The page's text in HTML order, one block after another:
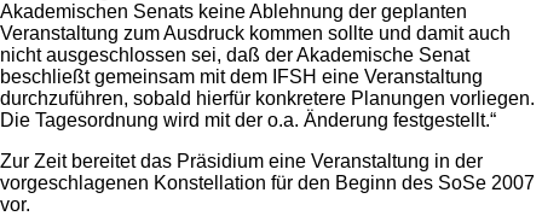
Akademischen Senats keine Ablehnung der geplanten
Veranstaltung zum Ausdruck kommen sollte und damit auch
nicht ausgeschlossen sei, daß der Akademische Senat
beschließt gemeinsam mit dem IFSH eine Veranstaltung
durchzuführen, sobald hierfür konkretere Planungen vorliegen.
Die Tagesordnung wird mit der o.a. Änderung festgestellt.“
Zur Zeit bereitet das Präsidium eine Veranstaltung in der
vorgeschlagenen Konstellation für den Beginn des SoSe 2007
vor.